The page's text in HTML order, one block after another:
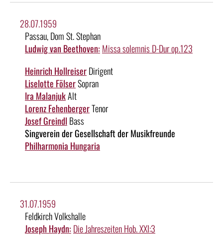
28.07.1959
Passau, Dom St. Stephan
Ludwig van Beethoven: Missa solemnis D-Dur op.123
Heinrich HollreiserDirigent
Liselotte FölserSopran
Ira MalanjukAlt
Lorenz FehenbergerTenor
Josef Greindl Bass
Singverein der Gesellschaft der Musikfreunde
Philharmonia Hungaria
31.07.1959
Feldkirch Volkshalle
Joseph Haydn: Die Jahreszeiten Hob. XXI:3